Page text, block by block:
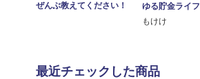
ぜんぶ教えてください！
ゆる貯金ライフ
もけけ
最近チェックした商品